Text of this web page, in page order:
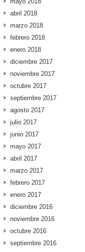
abril 2018
marzo 2018
febrero 2018
enero 2018
diciembre 2017
noviembre 2017
octubre 2017
septiembre 2017
agosto 2017
julio 2017
junio 2017
mayo 2017
abril 2017
marzo 2017
febrero 2017
enero 2017
diciembre 2016
noviembre 2016
octubre 2016
septiembre 2016